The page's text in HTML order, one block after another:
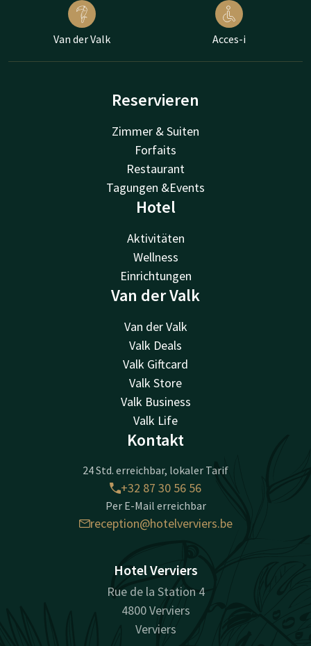
Van der Valk Acces-i
Reservieren
Zimmer & Suiten
Forfaits
Restaurant
Tagungen &Events
Hotel
Aktivitäten
Wellness
Einrichtungen
Van der Valk
Van der Valk
Valk Deals
Valk Giftcard
Valk Store
Valk Business
Valk Life
Kontakt
24 Std. erreichbar, lokaler Tarif
+32 87 30 56 56
Per E-Mail erreichbar
reception@hotelverviers.be
Hotel Verviers
Rue de la Station 4
4800 Verviers
Verviers